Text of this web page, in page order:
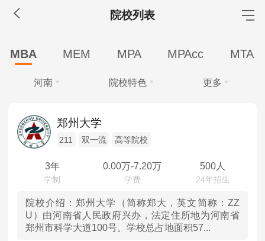
院校列表
院校库
考试真题
招生简章
MEM工程管理
院校库 考试报名 招生政策
考试真题
招生简章
院校库 考试报名 招生政策 学制学费
报名流程
MBA MEM MPA MPAcc MTA
河南
北京
河北
山西
院校特色
211
高等院校
更多
全部
全部 3年
学习方式
全部 全日制 非全日制
郑州大学
211 双一流 高等院校
3年 0.00万-7.20万 500人
院校介绍： 郑州大学（简称郑大，英文简称：ZZ
U）由河南省人民政府兴办，法定住所地为河南省
郑州市科学大道100号。学校总占地面积57...